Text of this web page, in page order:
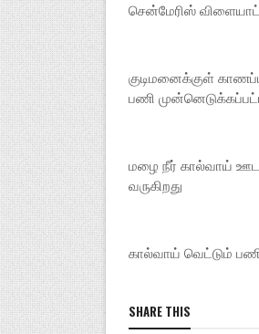
சென்மேரிஸ்
குடிமனைக்குள்
பணி
மழை நீர் கால்வாய்
வருகிறது
கால்வாய் வெட்டும்
SHARE THIS